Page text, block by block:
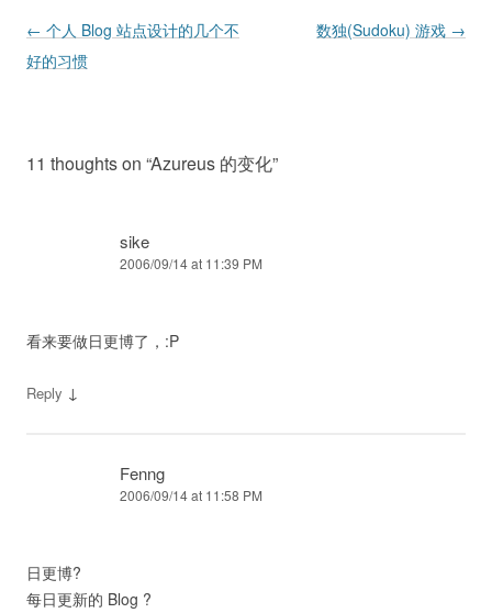
Post navigation
← 个人 Blog 站点设计的几个不
好的习惯
数独(Sudoku) 游戏 →
11 thoughts on “Azureus 的变化”
sike
2006/09/14 at 11:39 PM
看来要做日更博了，:P
Reply ↓
Fenng
2006/09/14 at 11:58 PM
日更博?
每日更新的 Blog ?